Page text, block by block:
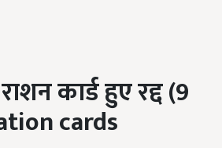
कार्ड हुए रद्द(9
cards